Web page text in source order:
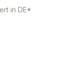
in DE*